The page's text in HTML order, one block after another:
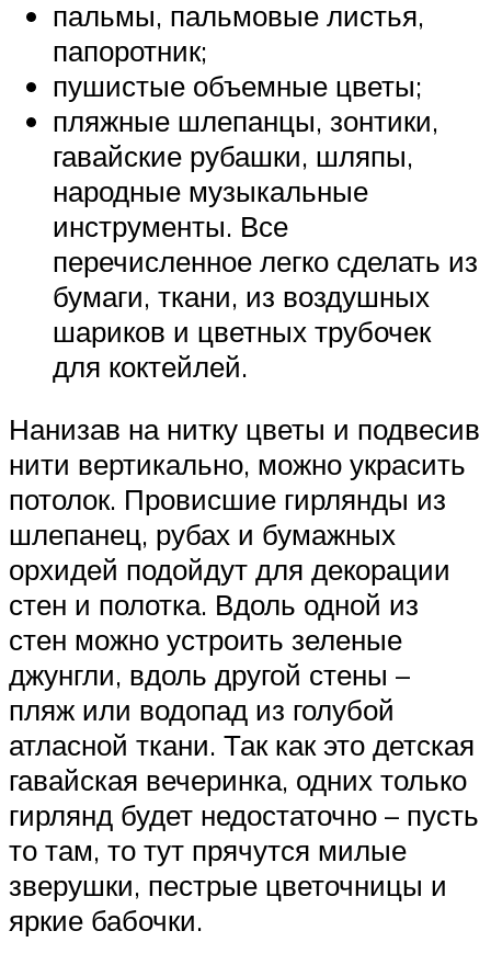
пальмы, пальмовые листья,
папоротник;
пушистые объемные цветы;
пляжные шлепанцы, зонтики,
гавайские рубашки, шляпы,
народные музыкальные
инструменты. Все
перечисленное легко сделать из
бумаги, ткани, из воздушных
шариков и цветных трубочек
для коктейлей.
Нанизав на нитку цветы и подвесив
нити вертикально, можно украсить
потолок. Провисшие гирлянды из
шлепанец, рубах и бумажных
орхидей подойдут для декорации
стен и полотка. Вдоль одной из
стен можно устроить зеленые
джунгли, вдоль другой стены –
пляж или водопад из голубой
атласной ткани. Так как это детская
гавайская вечеринка, одних только
гирлянд будет недостаточно – пусть
то там, то тут прячутся милые
зверушки, пестрые цветочницы и
яркие бабочки.